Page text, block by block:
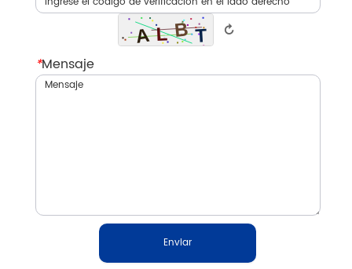
↻
*Mensaje
Enviar